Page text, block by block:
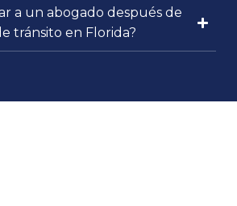
a un abogado después de
tránsito en Florida?